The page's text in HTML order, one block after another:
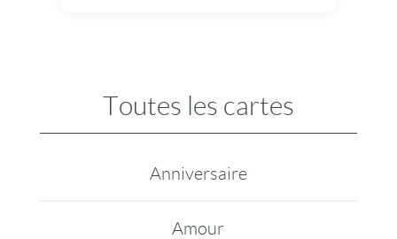
Toutes les cartes
Anniversaire
Amour